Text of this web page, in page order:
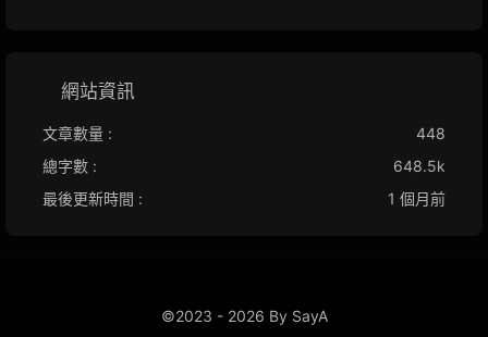
網站資訊
文章數量 :
448
總字數 :
648.5k
最後更新時間 :
1 個月前
©2023 - 2026 By SayA